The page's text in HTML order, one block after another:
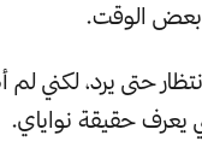
بعض الوقت.
حتى يرد، لكني
يعرف حقيقة نواياي.